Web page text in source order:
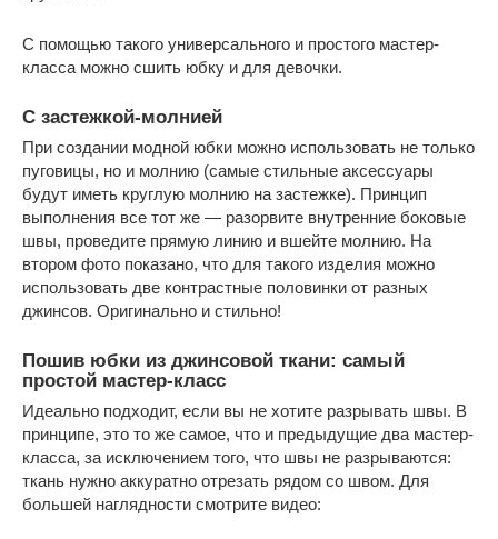
С помощью такого универсального и простого мастер-
класса можно сшить юбку и для девочки.
С застежкой-молнией
При создании модной юбки можно использовать не только
пуговицы, но и молнию (самые стильные аксессуары
будут иметь круглую молнию на застежке). Принцип
выполнения все тот же — разорвите внутренние боковые
швы, проведите прямую линию и вшейте молнию. На
втором фото показано, что для такого изделия можно
использовать две контрастные половинки от разных
джинсов. Оригинально и стильно!
Пошив юбки из джинсовой ткани: самый
простой мастер-класс
Идеально подходит, если вы не хотите разрывать швы. В
принципе, это то же самое, что и предыдущие два мастер-
класса, за исключением того, что швы не разрываются:
ткань нужно аккуратно отрезать рядом со швом. Для
большей наглядности смотрите видео: